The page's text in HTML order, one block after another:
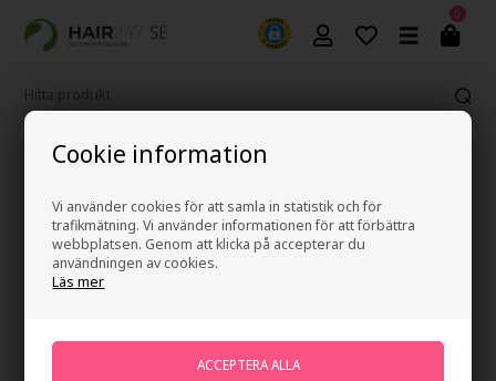
Cookie information
Vi använder cookies för att samla in statistik och för
trafikmätning. Vi använder informationen för att förbättra
webbplatsen. Genom att klicka på accepterar du
användningen av cookies.
Läs mer
0
Fri frakt vid köp över 499 kr
Beard Nature Brush